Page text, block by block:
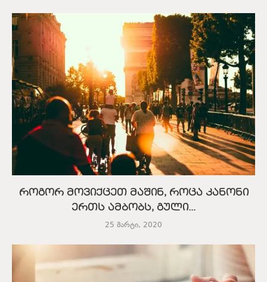
როგორ მოვიქცეთ მაშინ, როცა კანონი
ერთს ამბობს, გული...
25 მარტი, 2020